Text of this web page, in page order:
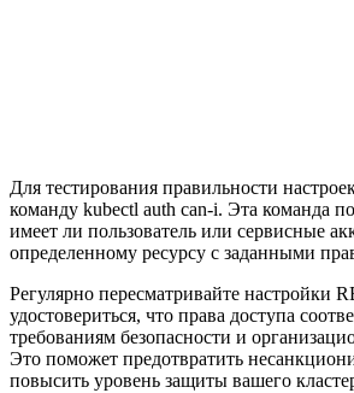
Для тестирования правильности
команду kubectl auth can-i. Эта команда
имеет ли пользователь или сервисные
определенному ресурсу с заданными
Регулярно пересматривайте настройки
удостовериться, что права доступа
требованиям безопасности и
Это поможет предотвратить
повысить уровень защиты вашего